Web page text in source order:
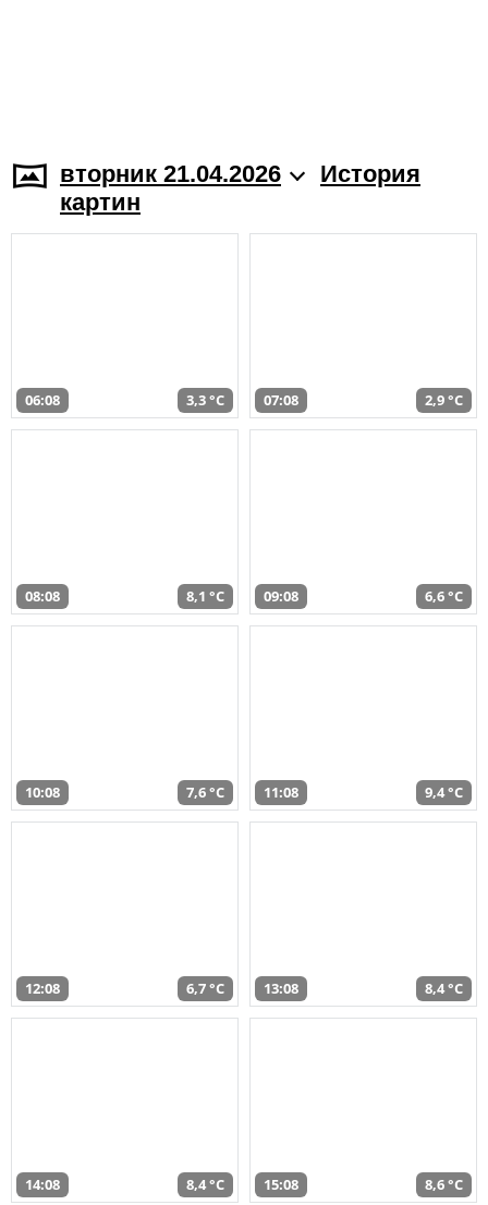
вторник 21.04.2026
История
картин
06:08 3,3 °C 07:08 2,9 °C
08:08 8,1 °C 09:08 6,6 °C
10:08 7,6 °C 11:08 9,4 °C
12:08 6,7 °C 13:08 8,4 °C
14:08 8,4 °C 15:08 8,6 °C